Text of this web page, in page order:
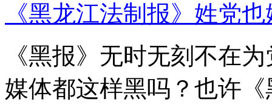
《黑龙江法制报》姓党
《黑报》无时无刻不在
媒体都这样黑吗？也许